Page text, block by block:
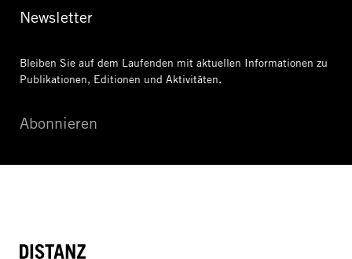
Newsletter
Bleiben Sie auf dem Laufenden mit aktuellen Informationen zu
Publikationen, Editionen und Aktivitäten.
Abonnieren
DISTANZ